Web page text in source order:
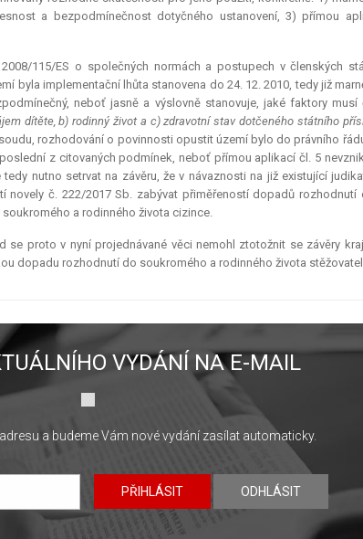
a bezpodmínečnost dotyčného ustanovení, 3) přímou
115/ES o společných normách a postupech v členských
byla implementační lhůta stanovena do 24. 12. 2010, tedy již
neboť jasně a výslovně stanovuje, jaké faktory
dítěte, b) rodinný život a c) zdravotní stav dotčeného státního
rozhodování o povinnosti opustit území bylo do právního
z citovaných podmínek, neboť přímou aplikací čl. 5
tedy nutno setrvat na závěru, že v návaznosti na již existující
novely č. 222/2017 Sb. zabývat přiměřeností dopadů
a rodinného života cizince.
se proto v nyní projednávané věci nemohl ztotožnit se závěry
dopadu rozhodnutí do soukromého a rodinného života
VYDÁNÍ NA E-MAIL
a budeme Vám nové vydání zasílat automaticky.
PŘIHLÁSIT ODHLÁSIT